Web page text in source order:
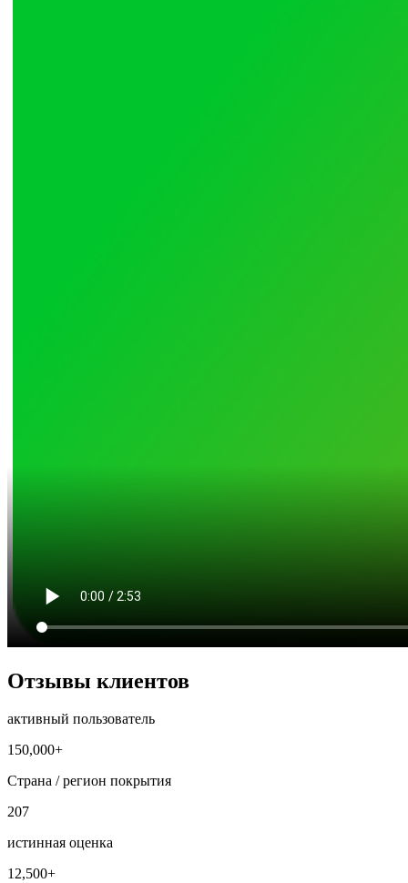
Отзывы клиентов
активный пользователь
150,000+
Страна / регион покрытия
207
истинная оценка
12,500+